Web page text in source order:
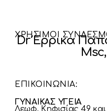
Dr Έρρικα
ΧΡΗΣΙΜΟΙ
ΕΠΙΚΟΙΝΩΝΙΑ:
ΓΥΝΑΙΚΑΣ ΥΓΕΙΑ
Λεωφ. Κηφισίας 49 και